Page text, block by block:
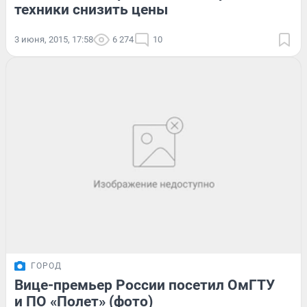
техники снизить цены
3 июня, 2015, 17:58 6 274 10
ГОРОД
Вице-премьер России посетил ОмГТУ
и ПО «Полет» (фото)